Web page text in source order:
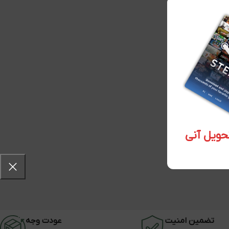
تضمین امنیت عودت وجه